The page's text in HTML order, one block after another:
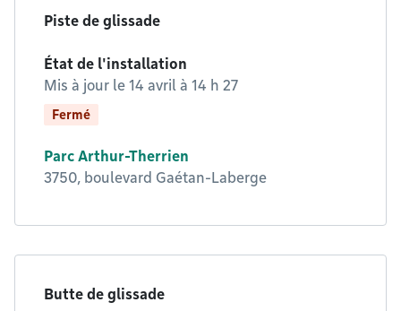
Piste de glissade
État de l'installation
Mis à jour le 14 avril à 14 h 27
Fermé
Parc Arthur-Therrien
3750, boulevard Gaétan-Laberge
Butte de glissade